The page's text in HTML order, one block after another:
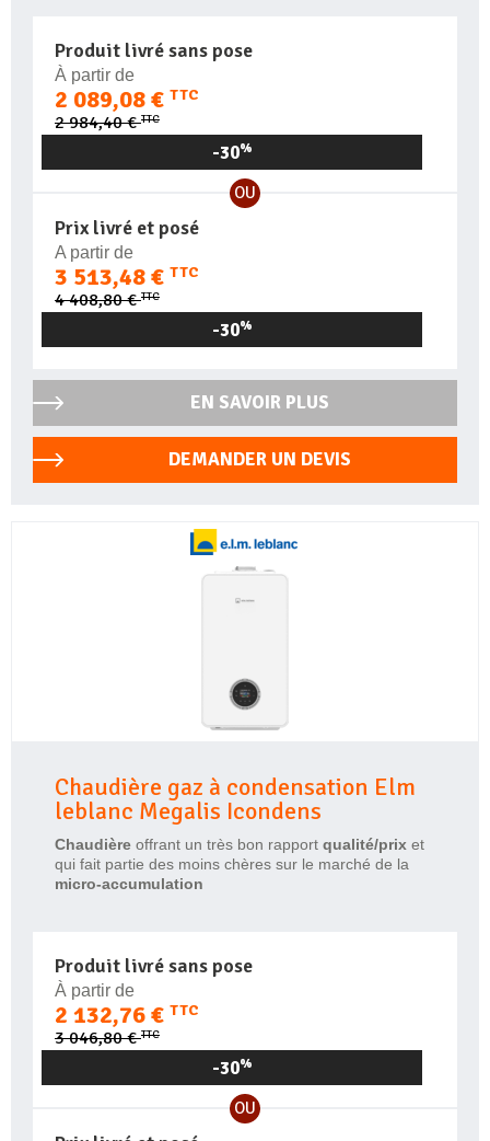
Produit livré sans pose
À partir de
2 089,08 € TTC
2 984,40 €TTC
-30%
OU
Prix livré et posé
A partir de
3 513,48 € TTC
4 408,80 €TTC
-30%
EN SAVOIR PLUS
DEMANDER UN DEVIS
Chaudière gaz à condensation Elm
leblanc Megalis Icondens
Chaudière offrant un très bon rapport qualité/prix et
qui fait partie des moins chères sur le marché de la
micro-accumulation
Produit livré sans pose
À partir de
2 132,76 € TTC
3 046,80 €TTC
-30%
OU